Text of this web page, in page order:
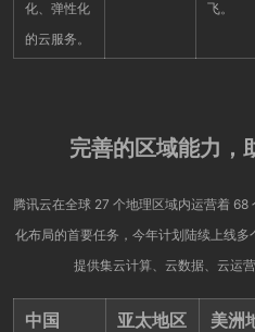
化、弹性化
的云服务。
飞。
完善的区域能力，
腾讯云在全球 27 个地理区域内运营着
化布局的首要任务，今年计划陆续上线
提供集云计算、云数据、云运
中国 亚太地区 美洲